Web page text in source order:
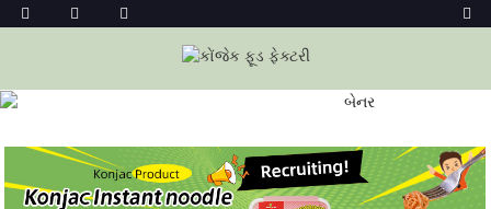
કોંજેક ઇન્સ્ટન્ટ નૂડલ